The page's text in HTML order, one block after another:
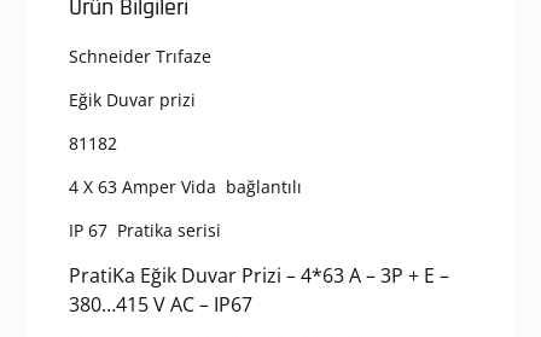
Ürün Bilgileri
Schneider Trıfaze
Eğik Duvar prizi
81182
4 X 63 Amper Vida bağlantılı
IP 67 Pratika serisi
PratiKa Eğik Duvar Prizi – 4*63 A – 3P + E –
380…415 V AC – IP67